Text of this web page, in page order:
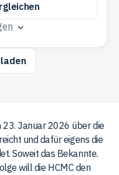
23. Januar 2026 über die
und dafür eigens die
Soweit das Bekannte.
will die HCMC den